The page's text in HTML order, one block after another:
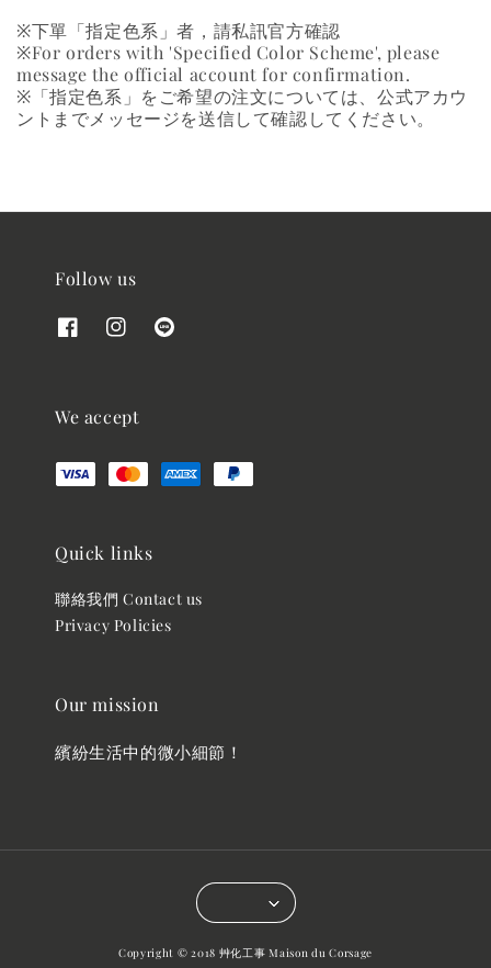
※下單「指定色系」者，請私訊官方確認
※For orders with 'Specified Color Scheme', please
message the official account for confirmation.
※「指定色系」をご希望の注文については、公式アカウ
ントまでメッセージを送信して確認してください。
Follow us
We accept
Quick links
聯絡我們 Contact us
Privacy Policies
Our mission
繽紛生活中的微小細節！
Copyright © 2018 艸化工事 Maison du Corsage